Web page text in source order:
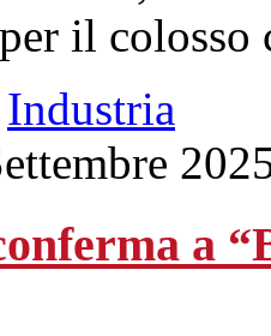
il colosso
Industria
a